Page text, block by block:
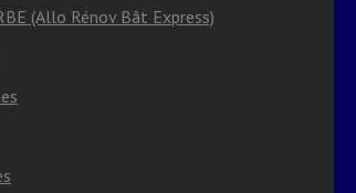
(Allo Rénov Bât Express)